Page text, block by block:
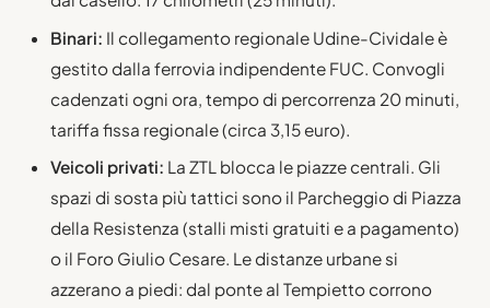
Binari: Il collegamento regionale Udine-Cividale è
gestito dalla ferrovia indipendente FUC. Convogli
cadenzati ogni ora, tempo di percorrenza 20 minuti,
tariffa fissa regionale (circa 3,15 euro).
Veicoli privati: La ZTL blocca le piazze centrali. Gli
spazi di sosta più tattici sono il Parcheggio di Piazza
della Resistenza (stalli misti gratuiti e a pagamento)
o il Foro Giulio Cesare. Le distanze urbane si
azzerano a piedi: dal ponte al Tempietto corrono